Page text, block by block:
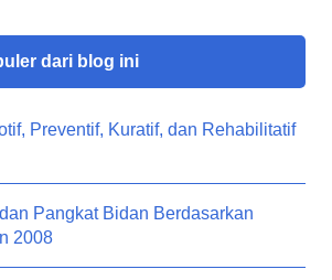
dari blog ini
Preventif, Kuratif, dan Rehabilitatif
Pangkat Bidan Berdasarkan
2008